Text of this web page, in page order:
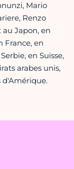
Mario
Renzo
Japon, en
France, en
en Suisse,
arabes unis,
d'Amérique.